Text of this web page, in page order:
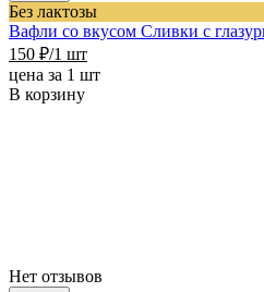
Без лактозы
Вафли со вкусом Сливки с
150 ₽/1 шт
цена за 1 шт
В корзину
Нет отзывов